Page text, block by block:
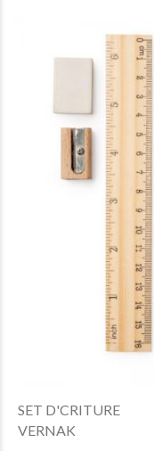
SET D'CRITURE
VERNAK